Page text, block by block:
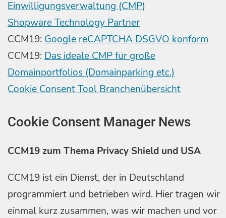
Einwilligungsverwaltung (CMP)
Shopware Technology Partner
CCM19: Google reCAPTCHA DSGVO konform
CCM19: Das ideale CMP für große
Domainportfolios (Domainparking etc.)
Cookie Consent Tool Branchenübersicht
Cookie Consent Manager News
CCM19 zum Thema Privacy Shield und USA
CCM19 ist ein Dienst, der in Deutschland
programmiert und betrieben wird. Hier tragen wir
einmal kurz zusammen, was wir machen und vor